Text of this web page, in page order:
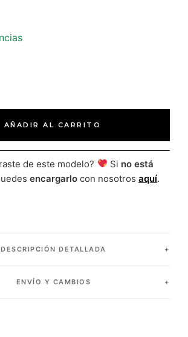
AÑADIR AL CARRITO
de este modelo? Si no está
encargarlo con nosotros aquí.
DESCRIPCIÓN DETALLADA
ENVÍO Y CAMBIOS